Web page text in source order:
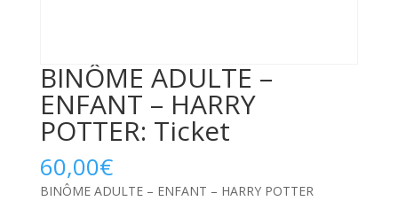
BINÔME ADULTE –
ENFANT – HARRY
POTTER: Ticket
60,00€
BINÔME ADULTE – ENFANT – HARRY POTTER